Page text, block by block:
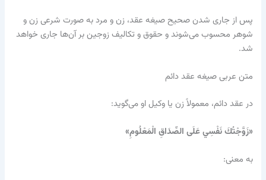
پس از جاری شدن صحیح صیغه عقد، زن و مرد به صورت شرعی زن و
شوهر محسوب می‌شوند و حقوق و تکالیف زوجین بر آن‌ها جاری خواهد
شد.
متن عربی صیغه عقد دائم
در عقد دائم، معمولاً زن یا وکیل او می‌گوید:
«زَوَّجْتُكَ نَفْسِي عَلَى الصِّدَاقِ الْمَعْلُومِ»
به معنی: